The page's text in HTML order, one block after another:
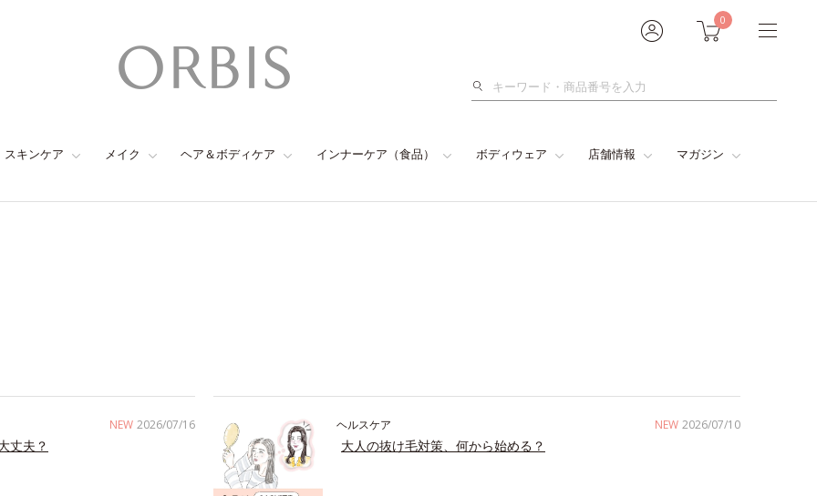
0
検
スキンケア メイク ヘア＆ボディケア インナーケア（食品） ボディウェア 店舗情報 マガジン
NEW 2026/07/16
丈夫？
NEW 2026/07/10
ヘルスケア
大人の抜け毛対策、何から始める？